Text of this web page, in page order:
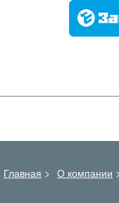
Главная > О компании